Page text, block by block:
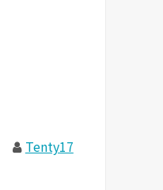
Tenty17